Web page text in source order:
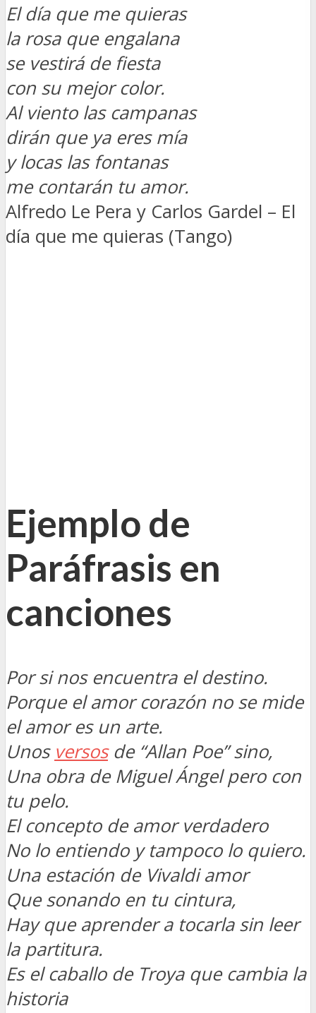
El día que me quieras
la rosa que engalana
se vestirá de fiesta
con su mejor color.
Al viento las campanas
dirán que ya eres mía
y locas las fontanas
me contarán tu amor.
Alfredo Le Pera y Carlos Gardel – El
día que me quieras (Tango)
Ejemplo de
Paráfrasis en
canciones
Por si nos encuentra el destino.
Porque el amor corazón no se mide
el amor es un arte.
Unos versosde “Allan Poe” sino,
Una obra de Miguel Ángel pero con
tu pelo.
El concepto de amor verdadero
No lo entiendo y tampoco lo quiero.
Una estación de Vivaldi amor
Que sonando en tu cintura,
Hay que aprender a tocarla sin leer
la partitura.
Es el caballo de Troya que cambia la
historia